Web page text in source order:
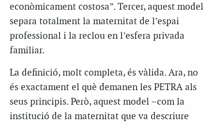
econòmicament costosa”. Tercer, aquest model
separa totalment la maternitat de l’espai
professional i la reclou en l’esfera privada
familiar.
La definició, molt completa, és vàlida. Ara, no
és exactament el què demanen les PETRA als
seus principis. Però, aquest model –com la
institució de la maternitat que va descriure